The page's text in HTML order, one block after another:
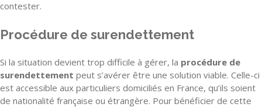
contester.
Procédure de surendettement
Si la situation devient trop difficile à gérer, la procédure de
surendettement peut s’avérer être une solution viable. Celle-ci
est accessible aux particuliers domiciliés en France, qu’ils soient
de nationalité française ou étrangère. Pour bénéficier de cette